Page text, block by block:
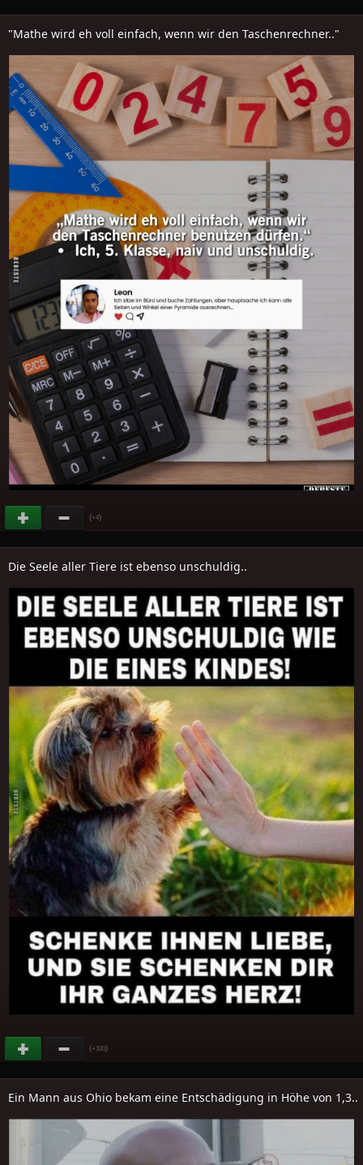
"Mathe wird eh voll einfach, wenn wir den Taschenrechner.."
(+4)
Die Seele aller Tiere ist ebenso unschuldig..
(+100)
Ein Mann aus Ohio bekam eine Entschädigung in Höhe von 1,3..